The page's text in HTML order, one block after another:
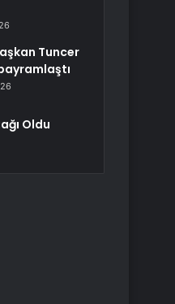
Tuncer
Oldu